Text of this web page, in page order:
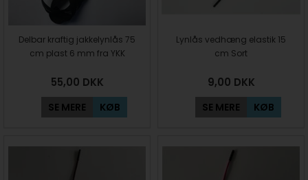
Delbar kraftig jakkelynlås 75
cm plast 6 mm fra YKK
55,00 DKK
SE MERE KØB
Lynlås vedhæng elastik 15
cm Sort
9,00 DKK
SE MERE KØB